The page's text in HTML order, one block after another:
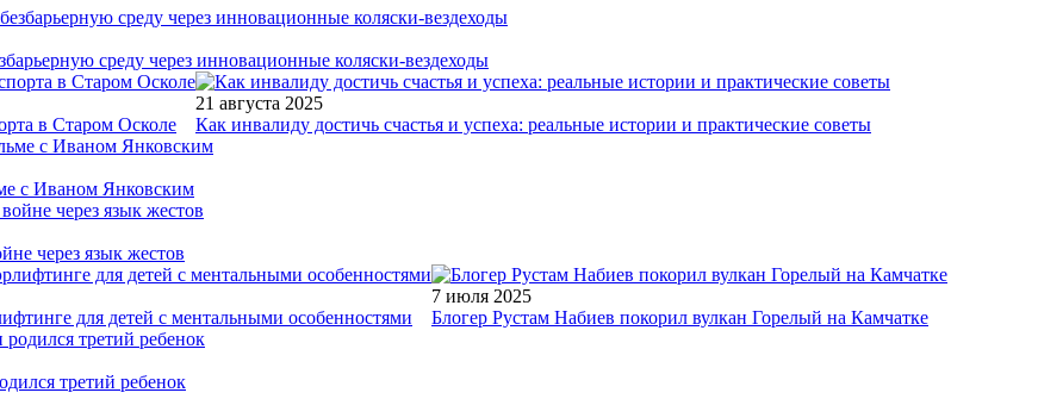
среду через инновационные коляски-вездеходы
в Старом Осколе
21 августа 2025
Как инвалиду достичь счастья и успеха: реальные истории и практические советы
с Иваном Янковским
через язык жестов
для детей с ментальными особенностями
7 июля 2025
Блогер Рустам Набиев покорил вулкан Горелый на Камчатке
третий ребенок